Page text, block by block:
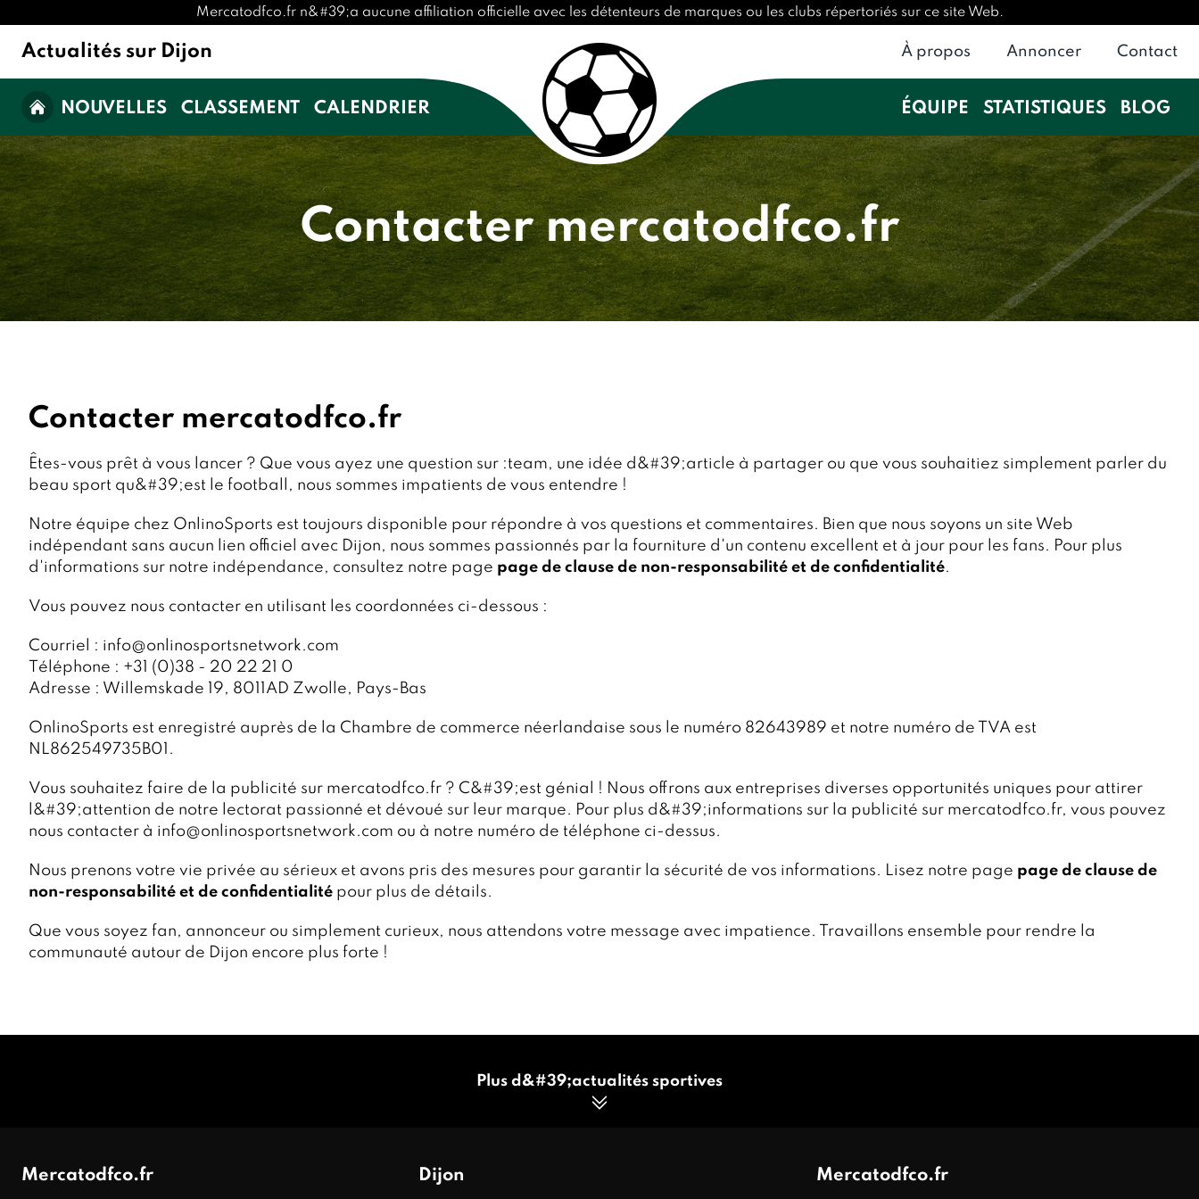
Mercatodfco.fr n&#39;a aucune affiliation officielle avec les détenteurs de marques ou les clubs répertoriés sur ce site Web.
Actualités sur Dijon À propos Annoncer Contact
NOUVELLES CLASSEMENT CALENDRIER ÉQUIPE STATISTIQUES BLOG
Contacter mercatodfco.fr
Contacter mercatodfco.fr
Êtes-vous prêt à vous lancer ? Que vous ayez une question sur :team, une idée d&#39;article à partager ou que vous souhaitiez simplement parler du
beau sport qu&#39;est le football, nous sommes impatients de vous entendre !
Notre équipe chez OnlinoSports est toujours disponible pour répondre à vos questions et commentaires. Bien que nous soyons un site Web
indépendant sans aucun lien officiel avec Dijon, nous sommes passionnés par la fourniture d'un contenu excellent et à jour pour les fans. Pour plus
d'informations sur notre indépendance, consultez notre page page de clause de non-responsabilité et de confidentialité.
Vous pouvez nous contacter en utilisant les coordonnées ci-dessous :
Courriel : info@onlinosportsnetwork.com
Téléphone : +31 (0)38 - 20 22 21 0
Adresse : Willemskade 19, 8011AD Zwolle, Pays-Bas
OnlinoSports est enregistré auprès de la Chambre de commerce néerlandaise sous le numéro 82643989 et notre numéro de TVA est
NL862549735B01.
Vous souhaitez faire de la publicité sur mercatodfco.fr ? C&#39;est génial ! Nous offrons aux entreprises diverses opportunités uniques pour attirer
l&#39;attention de notre lectorat passionné et dévoué sur leur marque. Pour plus d&#39;informations sur la publicité sur mercatodfco.fr, vous pouvez
nous contacter à info@onlinosportsnetwork.com ou à notre numéro de téléphone ci-dessus.
Nous prenons votre vie privée au sérieux et avons pris des mesures pour garantir la sécurité de vos informations. Lisez notre page page de clause de
non-responsabilité et de confidentialité pour plus de détails.
Que vous soyez fan, annonceur ou simplement curieux, nous attendons votre message avec impatience. Travaillons ensemble pour rendre la
communauté autour de Dijon encore plus forte !
Plus d&#39;actualités sportives
Mercatodfco.fr Dijon Mercatodfco.fr